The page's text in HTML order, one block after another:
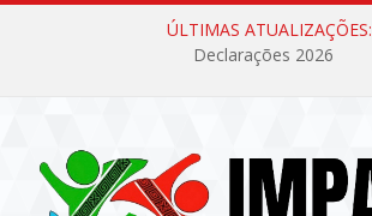
ÚLTIMAS ATUALIZAÇÕES:
Declarações 2026